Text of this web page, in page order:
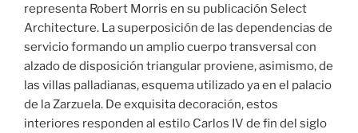
representa Robert Morris en su publicación Select
Architecture. La superposición de las dependencias de
servicio formando un amplio cuerpo transversal con
alzado de disposición triangular proviene, asimismo, de
las villas palladianas, esquema utilizado ya en el palacio
de la Zarzuela. De exquisita decoración, estos
interiores responden al estilo Carlos IV de fin del siglo